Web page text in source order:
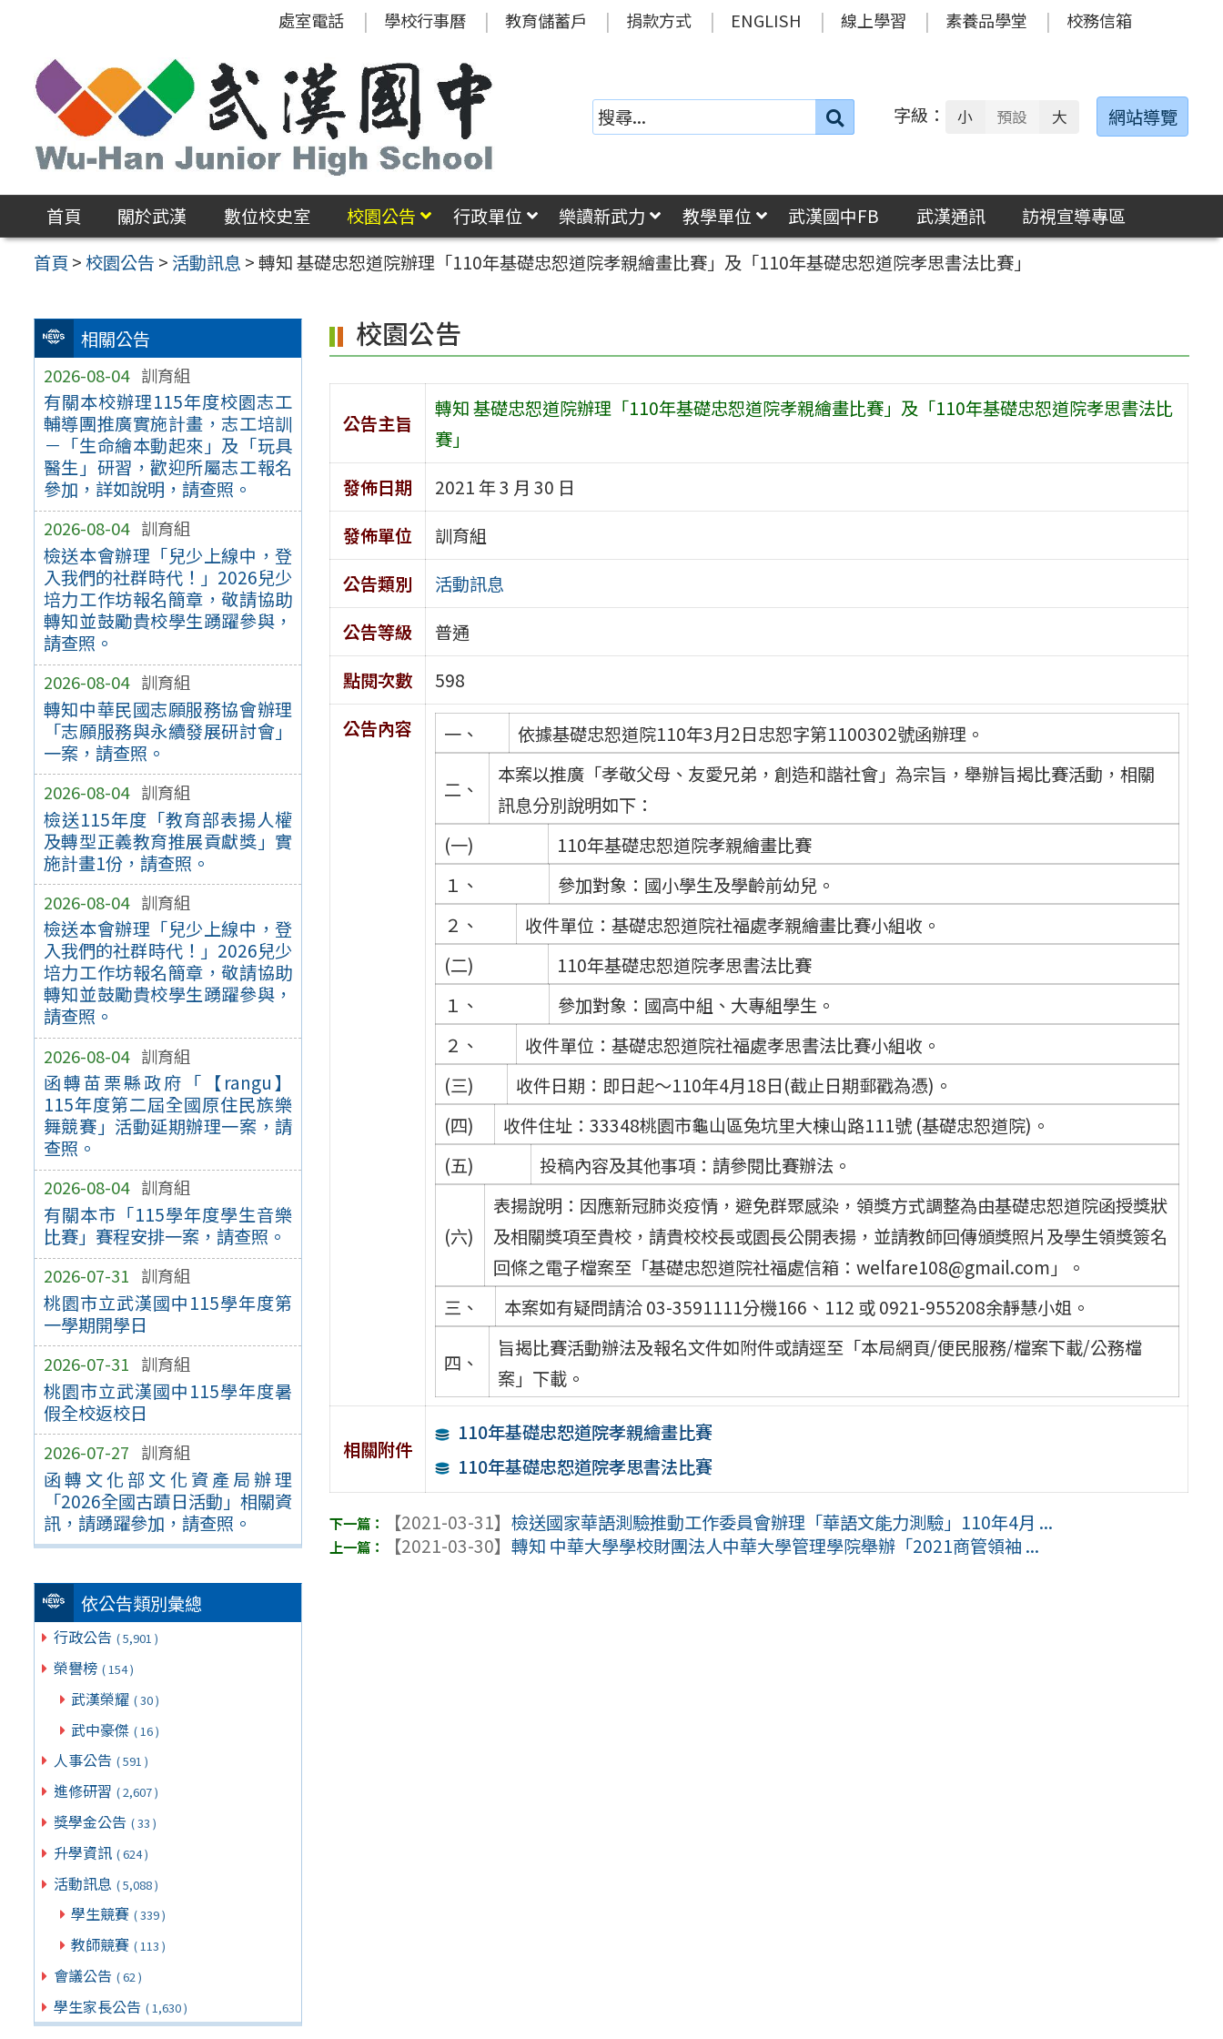
區
處室電話 學校行事曆 教育儲蓄戶 捐款方式 ENGLISH 線上學習 素養品學堂 校務信箱
搜
字級： 小 預設 大 網站導覽
首頁 關於武漢 數位校史室 校園公告 行政單位 樂讀新武力 教學單位 武漢國中FB 武漢通訊
訪視宣導專區
首頁 >校園公告 > 活動訊息 >轉知 基礎忠恕道院辦理「110年基礎忠恕道院孝親繪畫比賽」及「110年基礎忠恕道院孝思書法比賽」
相關公告
2026-08-04 訓育組
有關本校辦理115年度校園志工
輔導團推廣實施計畫，志工培訓
－「生命繪本動起來」及「玩具
醫生」研習，歡迎所屬志工報名
參加，詳如說明，請查照。
2026-08-04 訓育組
檢送本會辦理「兒少上線中，登
入我們的社群時代！」2026兒少
培力工作坊報名簡章，敬請協助
轉知並鼓勵貴校學生踴躍參與，
請查照。
2026-08-04 訓育組
轉知中華民國志願服務協會辦理
「志願服務與永續發展研討會」
一案，請查照。
2026-08-04 訓育組
檢送115年度「教育部表揚人權
及轉型正義教育推展貢獻獎」實
施計畫1份，請查照。
2026-08-04 訓育組
檢送本會辦理「兒少上線中，登
入我們的社群時代！」2026兒少
培力工作坊報名簡章，敬請協助
轉知並鼓勵貴校學生踴躍參與，
請查照。
2026-08-04 訓育組
函轉苗栗縣政府「【rangu】
115年度第二屆全國原住民族樂
舞競賽」活動延期辦理一案，請
查照。
2026-08-04 訓育組
有關本市「115學年度學生音樂
比賽」賽程安排一案，請查照。
2026-07-31 訓育組
桃園市立武漢國中115學年度第
一學期開學日
2026-07-31 訓育組
桃園市立武漢國中115學年度暑
假全校返校日
2026-07-27 訓育組
函轉文化部文化資產局辦理
「2026全國古蹟日活動」相關資
訊，請踴躍參加，請查照。
依公告類別彙總
行政公告 ( 5,901 )
榮譽榜 ( 154 )
武漢榮耀 ( 30 )
武中豪傑 ( 16 )
人事公告 ( 591 )
進修研習 ( 2,607 )
獎學金公告 ( 33 )
升學資訊 ( 624 )
活動訊息 ( 5,088 )
學生競賽 ( 339 )
教師競賽 ( 113 )
會議公告 ( 62 )
學生家長公告 ( 1,630 )
校園公告
公告主旨
轉知 基礎忠恕道院辦理「110年基礎忠恕道院孝親繪畫比賽」及「110年基礎忠恕道院孝思書法比
賽」
發佈日期
2021 年 3 月 30 日
發佈單位
訓育組
公告類別
活動訊息
公告等級
普通
點閱次數
598
公告內容
一、 依據基礎忠恕道院110年3月2日忠恕字第1100302號函辦理。
二、
本案以推廣「孝敬父母、友愛兄弟，創造和諧社會」為宗旨，舉辦旨揭比賽活動，相關
訊息分別說明如下：
(一)
110年基礎忠恕道院孝親繪畫比賽
１、
參加對象：國小學生及學齡前幼兒。
２、
收件單位：基礎忠恕道院社福處孝親繪畫比賽小組收。
(二)
110年基礎忠恕道院孝思書法比賽
１、
參加對象：國高中組、大專組學生。
２、
收件單位：基礎忠恕道院社福處孝思書法比賽小組收。
(三)
收件日期：即日起〜110年4月18日(截止日期郵戳為憑)。
(四)
收件住址：33348桃園市龜山區兔坑里大棟山路111號 (基礎忠恕道院)。
(五)
投稿內容及其他事項：請參閱比賽辦法。
(六)
表揚說明：因應新冠肺炎疫情，避免群聚感染，領獎方式調整為由基礎忠恕道院函授獎狀
及相關獎項至貴校，請貴校校長或園長公開表揚，並請教師回傳頒獎照片及學生領獎簽名
回條之電子檔案至「基礎忠恕道院社福處信箱：welfare108@gmail.com」。
三、
本案如有疑問請洽 03-3591111分機166、112 或 0921-955208余靜慧小姐。
四、
旨揭比賽活動辦法及報名文件如附件或請逕至「本局網頁/便民服務/檔案下載/公務檔
案」下載。
相關附件
110年基礎忠恕道院孝親繪畫比賽
110年基礎忠恕道院孝思書法比賽
【2021-03-31】檢送國家華語測驗推動工作委員會辦理「華語文能力測驗」110年4月 ...
【2021-03-30】轉知 中華大學學校財團法人中華大學管理學院舉辦「2021商管領袖 ...